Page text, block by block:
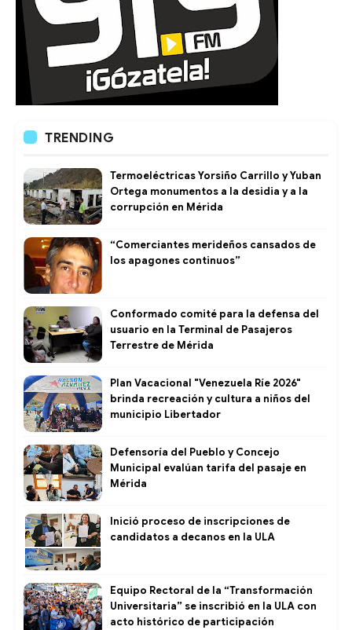
TRENDING
Termoeléctricas Yorsiño Carrillo y Yuban
Ortega monumentos a la desidia y a la
corrupción en Mérida
“Comerciantes merideños cansados de
los apagones continuos”
Conformado comité para la defensa del
usuario en la Terminal de Pasajeros
Terrestre de Mérida
Plan Vacacional "Venezuela Ríe 2026"
brinda recreación y cultura a niños del
municipio Libertador
Defensoría del Pueblo y Concejo
Municipal evalúan tarifa del pasaje en
Mérida
Inició proceso de inscripciones de
candidatos a decanos en la ULA
Equipo Rectoral de la “Transformación
Universitaria” se inscribió en la ULA con
acto histórico de participación